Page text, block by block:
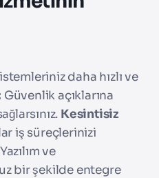
daha hızlı ve
Güvenlik açıklarına
Kesintisiz
iş süreçlerinizi
Yazılım ve
bir şekilde entegre